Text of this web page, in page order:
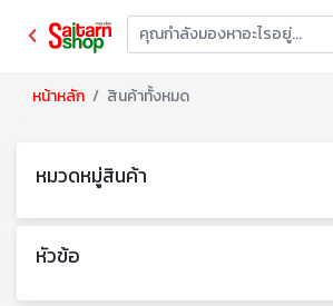
หน้าหลัก สินค้าทั้งหมด
หมวดหมู่สินค้า
หัวข้อ